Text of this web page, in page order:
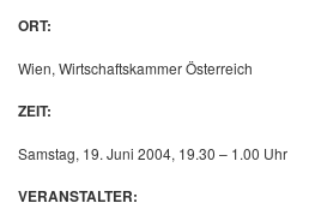
ORT:
Wien, Wirtschaftskammer Österreich
ZEIT:
Samstag, 19. Juni 2004, 19.30 – 1.00 Uhr
VERANSTALTER: